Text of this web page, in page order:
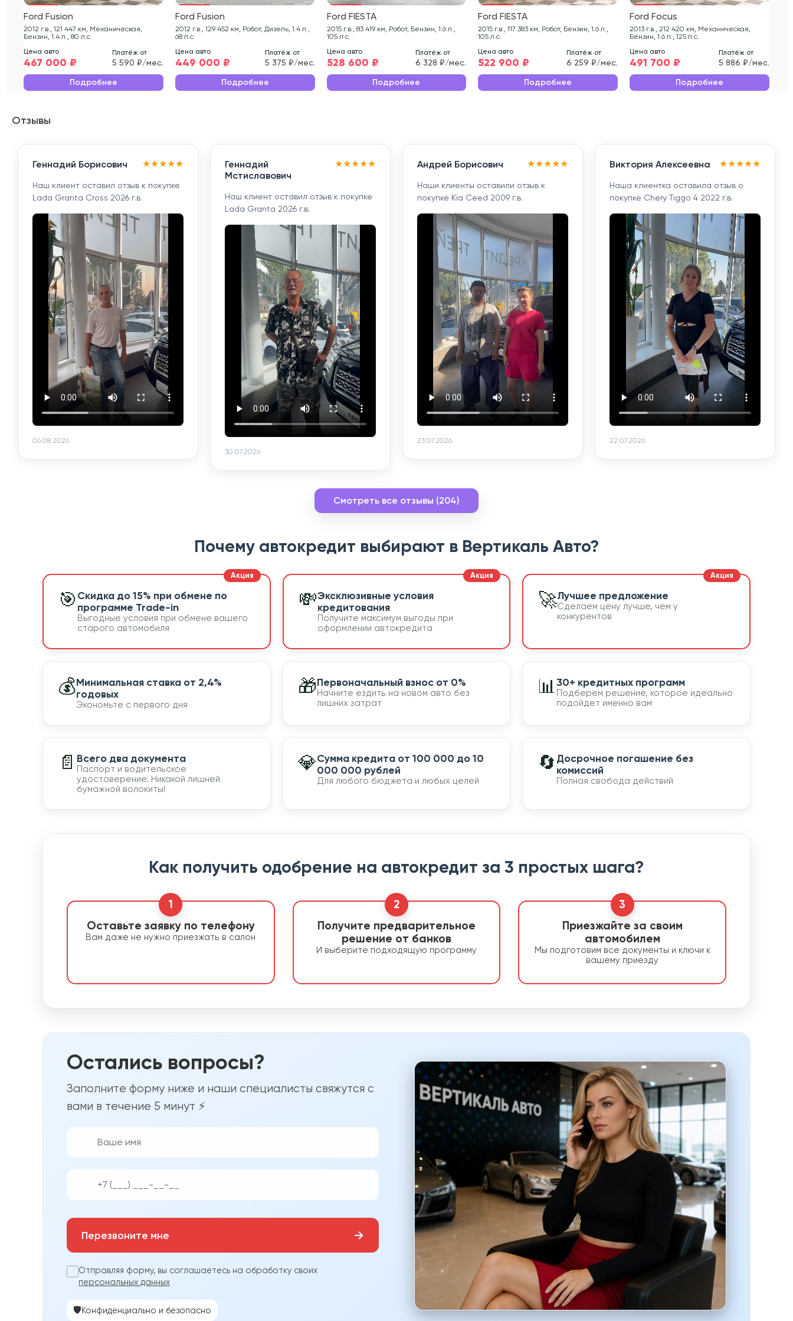
Ford Fusion
2012 г.в., 121 447 км, Механическая,
Бензин, 1.4 л., 80 л.с.
Цена авто
467 000 ₽
Платёж от
5 590 ₽/мес.
Подробнее
Ford Fusion
2012 г.в., 129 452 км, Робот, Дизель, 1.4 л.,
68 л.с.
Цена авто
449 000 ₽
Платёж от
5 375 ₽/мес.
Подробнее
Ford FIESTA
2015 г.в., 83 419 км, Робот, Бензин, 1.6 л.,
105 л.с.
Цена авто
528 600 ₽
Платёж от
6 328 ₽/мес.
Подробнее
Ford FIESTA
2015 г.в., 117 383 км, Робот, Бензин, 1.6 л.,
105 л.с.
Цена авто
522 900 ₽
Платёж от
6 259 ₽/мес.
Подробнее
Ford Focus
2013 г.в., 212 420 км, Механическая,
Бензин, 1.6 л., 125 л.с.
Цена авто
491 700 ₽
Платёж от
5 886 ₽/мес.
Подробнее
Отзывы
Геннадий Борисович ★★★★★
Наш клиент оставил отзыв к покупке
Lada Granta Cross 2026 г.в.
06.08.2026
Геннадий
Мстиславович
★★★★★
Наш клиент оставил отзыв к покупке
Lada Granta 2026 г.в.
30.07.2026
Андрей Борисович ★★★★★
Наши клиенты оставили отзыв к
покупке Kia Ceed 2009 г.в.
23.07.2026
Виктория Алексеевна ★★★★★
Наша клиентка оставила отзыв о
покупке Chery Tiggo 4 2022 г.в.
22.07.2026
Смотреть все отзывы (204)
Почему автокредит выбирают в Вертикаль Авто?
🎯 Скидка до 15% при обмене по
программе Trade-in
Выгодные условия при обмене вашего
старого автомобиля
💸Эксклюзивные условия
кредитования
Получите максимум выгоды при
оформлении автокредита
🚀Лучшее предложение
Сделаем цену лучше, чем у
конкурентов
💰Минимальная ставка от 2,4%
годовых
Экономьте с первого дня
🎁Первоначальный взнос от 0%
Начните ездить на новом авто без
лишних затрат
📊30+ кредитных программ
Подберем решение, которое идеально
подойдет именно вам
📄 Всего два документа
Паспорт и водительское
удостоверение. Никакой лишней
бумажной волокиты!
💎Сумма кредита от 100 000 до 10
000 000 рублей
Для любого бюджета и любых целей
🔄 Досрочное погашение без
комиссий
Полная свобода действий
Как получить одобрение на автокредит за 3 простых шага?
1
Оставьте заявку по телефону
Вам даже не нужно приезжать в салон
2
Получите предварительное
решение от банков
И выберите подходящую программу
3
Приезжайте за своим
автомобилем
Мы подготовим все документы и ключи к
вашему приезду
Остались вопросы?
Заполните форму ниже и наши специалисты свяжутся с
вами в течение 5 минут ⚡
Перезвоните мне →
Отправляя форму, вы соглашаетесь на обработку своих
персональных данных
🛡️Конфиденциально и безопасно